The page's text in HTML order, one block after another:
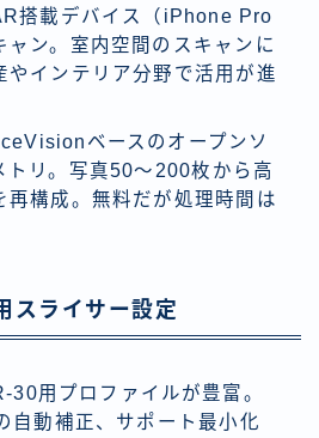
搭載デバイス（iPhone Pro
ャン。室内空間のスキャンに
やインテリア分野で活用が進
ベースのオープンソ
トリ。写真50〜200枚から高
再構成。無料だが処理時間は
スライサー設定
30用プロファイルが豊富。
自動補正、サポート最小化